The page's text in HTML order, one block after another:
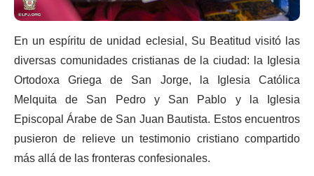
En un espíritu de unidad eclesial, Su Beatitud visitó las
diversas comunidades cristianas de la ciudad: la Iglesia
Ortodoxa Griega de San Jorge, la Iglesia Católica
Melquita de San Pedro y San Pablo y la Iglesia
Episcopal Árabe de San Juan Bautista. Estos encuentros
pusieron de relieve un testimonio cristiano compartido
más allá de las fronteras confesionales.